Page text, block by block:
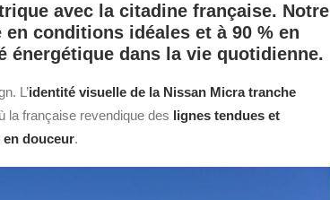
avec la citadine française. Notre
conditions idéales et à 90 % en
dans la vie quotidienne.
L’identité visuelle de la Nissan Micra tranche
la française revendique des lignes tendues et
douceur.